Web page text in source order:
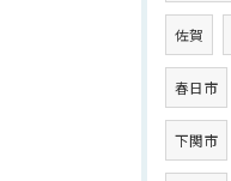
佐賀
春日市
下関市